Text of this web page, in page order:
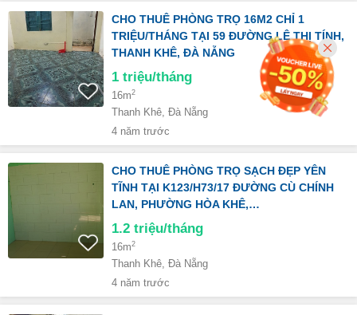
CHO THUÊ PHÒNG TRỌ 16M2 CHỈ 1
TRIỆU/THÁNG TẠI 59 ĐƯỜNG LÊ THỊ TÍNH,
THANH KHÊ, ĐÀ NẴNG
1 triệu/tháng
16m2
Thanh Khê, Đà Nẵng
4 năm trước
CHO THUÊ PHÒNG TRỌ SẠCH ĐẸP YÊN
TĨNH TẠI K123/H73/17 ĐƯỜNG CÙ CHÍNH
LAN, PHƯỜNG HÒA KHÊ,…
1.2 triệu/tháng
16m2
Thanh Khê, Đà Nẵng
4 năm trước